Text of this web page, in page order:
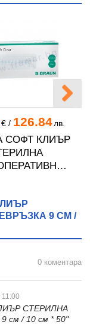
€/ 126.84лв.
СОФТ КЛИЪР
9 СМ /
0 коментара
СТЕРИЛНА
см / 10 см * 50"